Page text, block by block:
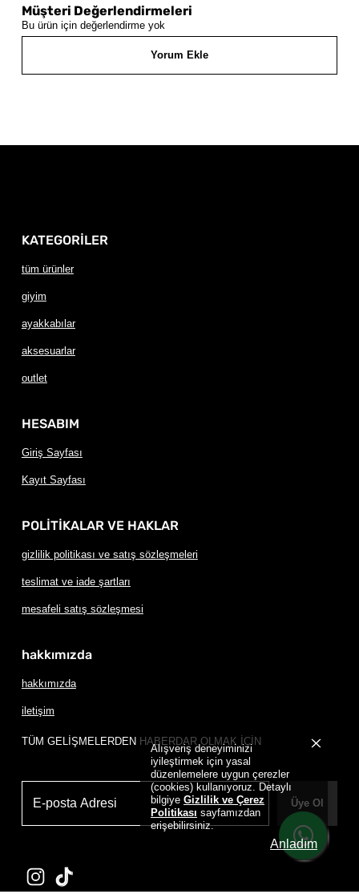
Alışveriş deneyiminizi
iyileştirmek için yasal
düzenlemelere uygun çerezler
(cookies) kullanıyoruz. Detaylı
bilgiye Gizlilik ve Çerez
Politikası sayfamızdan
erişebilirsiniz.
Anladım
Müşteri Değerlendirmeleri
Bu ürün için değerlendirme yok
Yorum Ekle
KATEGORİLER
tüm ürünler
giyim
ayakkabılar
aksesuarlar
outlet
HESABIM
Giriş Sayfası
Kayıt Sayfası
POLİTİKALAR VE HAKLAR
gizlilik politikası ve satış sözleşmeleri
teslimat ve iade şartları
mesafeli satış sözleşmesi
hakkımızda
hakkımızda
iletişim
TÜM GELİŞMELERDEN HABERDAR OLMAK İÇİN
Üye Ol